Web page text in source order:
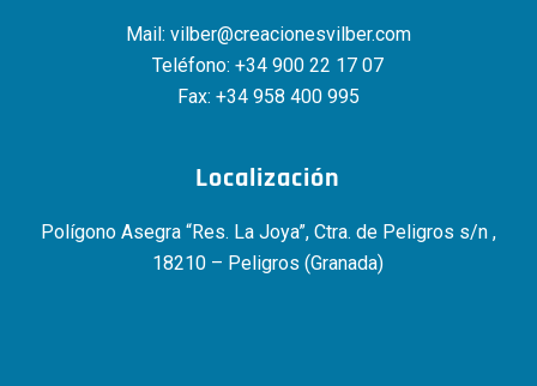
Mail: vilber@creacionesvilber.com
Teléfono:+34 900 22 17 07
Fax: +34 958 400 995
Localización
Polígono Asegra “Res. La Joya”, Ctra. de Peligros s/n ,
18210 – Peligros (Granada)